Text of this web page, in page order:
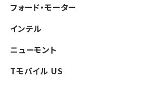
フォード・モーター
インテル
ニューモント
Tモバイル US